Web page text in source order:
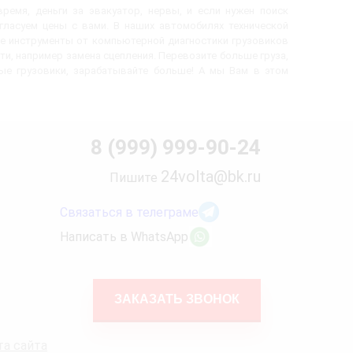
8 (999) 999-90-24
Пишите 24volta@bk.ru
Связаться в телеграме
Написать в WhatsApp
ЗАКАЗАТЬ ЗВОНОК